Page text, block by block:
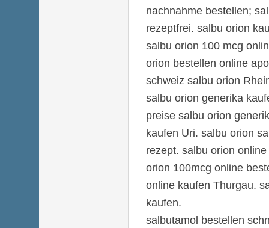
nachnahme bestellen;
rezeptfrei. salbu orion
salbu orion 100 mcg
orion bestellen online
schweiz salbu orion
salbu orion generika
preise salbu orion
kaufen Uri. salbu orion
rezept. salbu orion
orion 100mcg online
online kaufen Thurgau.
kaufen.
salbutamol bestellen